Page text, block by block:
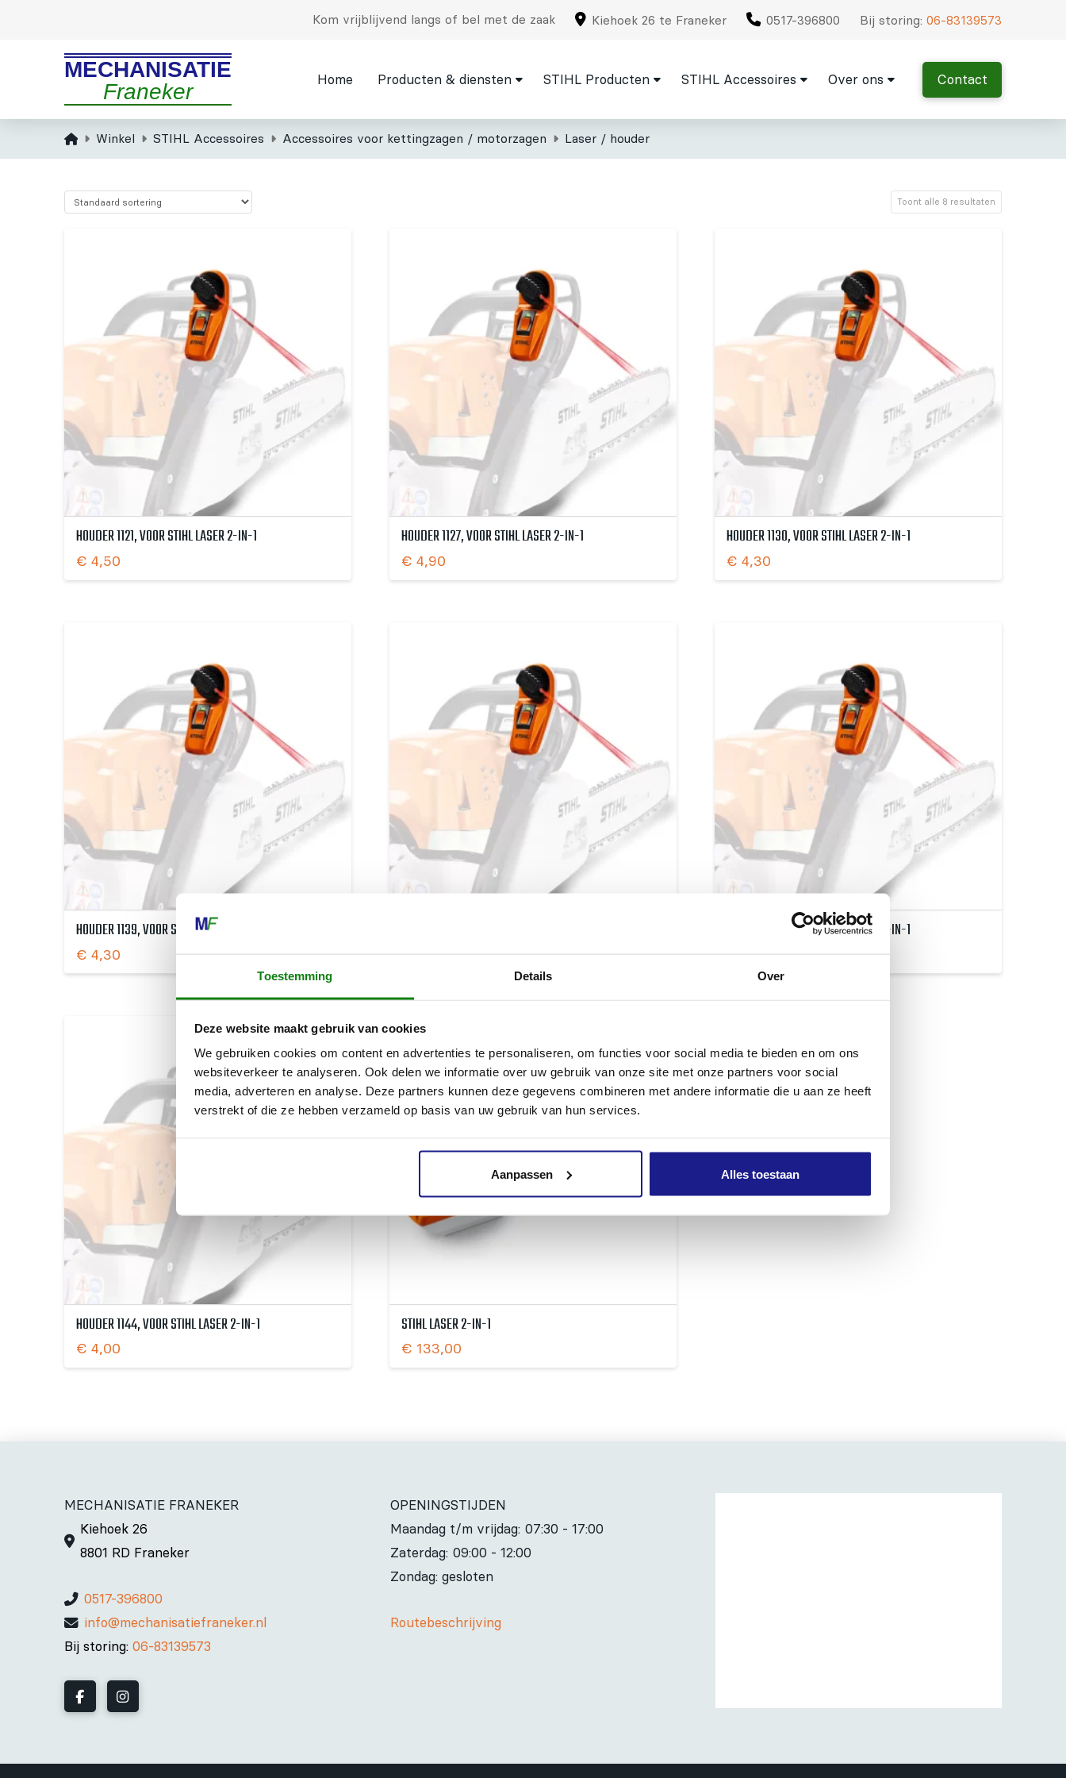
Toestemming Details Over
Deze website maakt gebruik van cookies
We gebruiken cookies om content en advertenties te personaliseren, om functies voor social media te bieden en om ons
websiteverkeer te analyseren. Ook delen we informatie over uw gebruik van onze site met onze partners voor social
media, adverteren en analyse. Deze partners kunnen deze gegevens combineren met andere informatie die u aan ze heeft
verstrekt of die ze hebben verzameld op basis van uw gebruik van hun services.
Aanpassen Alles toestaan
Kom vrijblijvend langs of bel met de zaak Kiehoek 26 te Franeker 0517-396800 Bij storing:06-83139573
MECHANISATIE
Franeker
Home Producten & diensten STIHL Producten STIHL Accessoires Over ons Contact
HomeWinkel STIHL Accessoires Accessoires voor kettingzagen / motorzagen Laser / houder
Toont alle 8 resultaten
HOUDER 1121, VOOR STIHL LASER 2-IN-1
€ 4,50
HOUDER 1127, VOOR STIHL LASER 2-IN-1
€ 4,90
HOUDER 1130, VOOR STIHL LASER 2-IN-1
€ 4,30
HOUDER 1139, VOOR STIHL LASER 2-IN-1
€ 4,30
HOUDER 1143, VOOR STIHL LASER 2-IN-1
HOUDER 1144, VOOR STIHL LASER 2-IN-1
€ 4,00
STIHL LASER 2-IN-1
€ 133,00
MECHANISATIE FRANEKER
Kiehoek 26
8801 RD Franeker
0517-396800
info@mechanisatiefraneker.nl
Bij storing: 06-83139573
OPENINGSTIJDEN
Maandag t/m vrijdag: 07:30 - 17:00
Zaterdag: 09:00 - 12:00
Zondag: gesloten
Routebeschrijving